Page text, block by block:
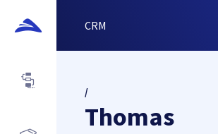
CRM
/
Thomas